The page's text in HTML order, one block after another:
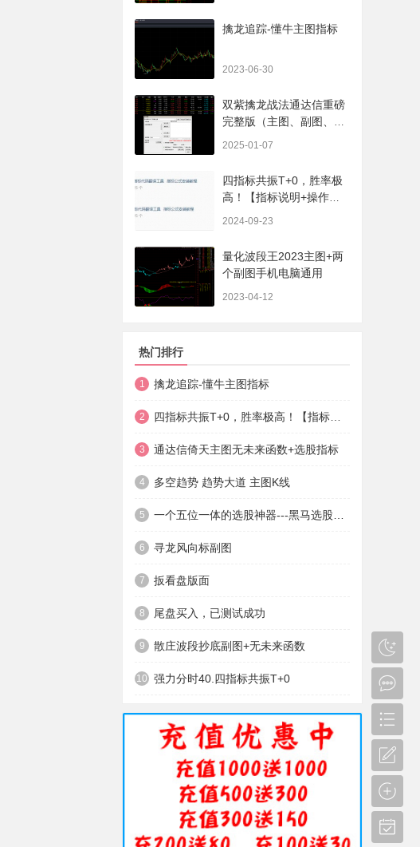
擒龙追踪-懂牛主图指标
2023-06-30
双紫擒龙战法通达信重磅
完整版（主图、副图、排
2025-01-07
四指标共振T+0，胜率极
高！【指标说明+操作方
2024-09-23
量化波段王2023主图+两
个副图手机电脑通用
2023-04-12
热门排行
1 擒龙追踪-懂牛主图指标
2
3 通达信倚天主图无未来函数+选股指标
4 多空趋势 趋势大道 主图K线
5
6 寻龙风向标副图
7 扳看盘版面
8 尾盘买入，已测试成功
9 散庄波段抄底副图+无未来函数
10 强力分时40.四指标共振T+0